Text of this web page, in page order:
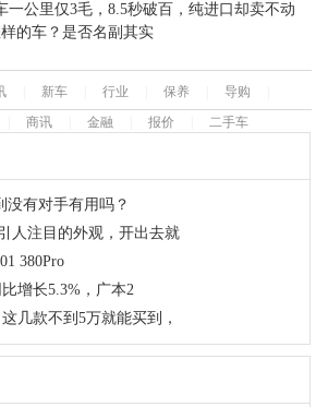
一公里仅3毛，8.5秒破百，纯进口却卖不动
的车？是否名副其实
新车 行业 保养 导购
商讯 金融 报价 二手车
没有对手有用吗？
人注目的外观，开出去就
380Pro
增长5.3%，广本2
几款不到5万就能买到，